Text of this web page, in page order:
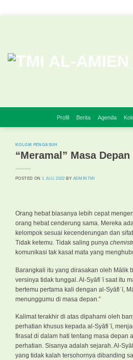
Profil Berita Agenda
KOLOM PENGASUH
“Meramal” Masa
POSTED ON1 JULI 2022 BY ADMINTMI
Orang hebat biasanya lebih cepat
orang hebat cenderung sama. Mereka
kelompok sesuai kecenderungan dan
Tidak ketemu. Tidak saling punya
komunikasi tak kasat mata yang
Barangkali itu yang dirasakan oleh Mālik
versinya tidak tunggal. Al-Syāfiʿī saat itu
bertemu pertama kali dengan al-Syāfiʿī,
menunggumu di masa depan.”
Kalimat terakhir di atas dipahami oleh
perhatian khusus kepada al-Syāfiʿī,
firasat di dalam hati tentang masa depan
perhatian. Sisanya adalah sejarah. Al-
yang tidak kalah tersohornya dibanding